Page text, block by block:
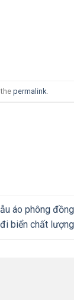
permalink.
áo phông đồng
biển chất lượng